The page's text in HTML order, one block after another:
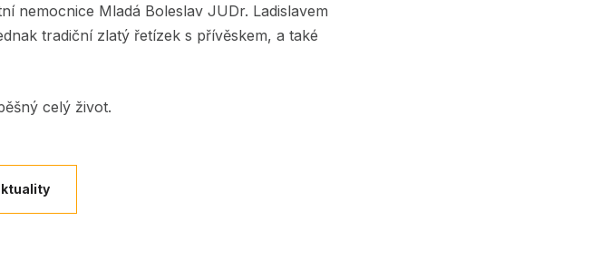
nemocnice Mladá Boleslav JUDr. Ladislavem
tradiční zlatý řetízek s přívěskem, a také
celý život.